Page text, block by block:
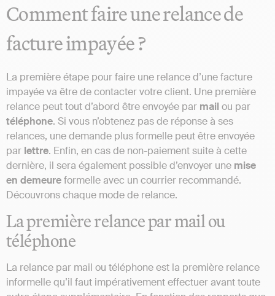
Comment faire une relance de
facture impayée ?
La première étape pour faire une relance d’une facture
impayée va être de contacter votre client. Une première
relance peut tout d’abord être envoyée par mail ou par
téléphone. Si vous n’obtenez pas de réponse à ses
relances, une demande plus formelle peut être envoyée
par lettre. Enfin, en cas de non-paiement suite à cette
dernière, il sera également possible d’envoyer une mise
en demeureformelle avec un courrier recommandé.
Découvrons chaque mode de relance.
La première relance par mail ou
téléphone
La relance par mail ou téléphone est la première relance
informelle qu’il faut impérativement effectuer avant toute